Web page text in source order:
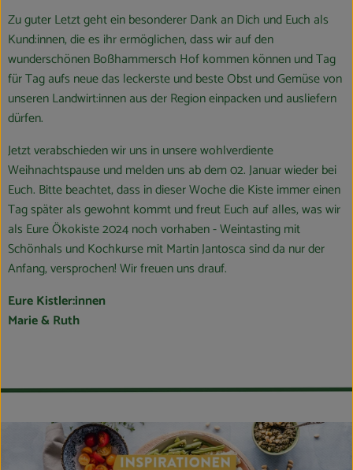
Zu guter Letzt geht ein besonderer Dank an Dich und Euch als
Kund:innen, die es ihr ermöglichen, dass wir auf den
wunderschönen Boßhammersch Hof kommen können und Tag
für Tag aufs neue das leckerste und beste Obst und Gemüse von
unseren Landwirt:innen aus der Region einpacken und ausliefern
dürfen.
Jetzt verabschieden wir uns in unsere wohlverdiente
Weihnachtspause und melden uns ab dem 02. Januar wieder bei
Euch. Bitte beachtet, dass in dieser Woche die Kiste immer einen
Tag später als gewohnt kommt und freut Euch auf alles, was wir
als Eure Ökokiste 2024 noch vorhaben - Weintasting mit
Schönhals und Kochkurse mit Martin Jantosca sind da nur der
Anfang, versprochen! Wir freuen uns drauf.
Eure Kistler:innen
Marie & Ruth